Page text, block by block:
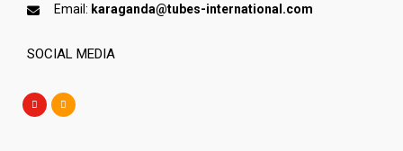
Email: karaganda@tubes-international.com
SOCIAL MEDIA